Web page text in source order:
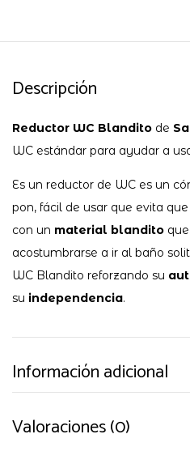
Descripción
Reductor WC Blandito de
WC estándar para ayudar a
Es un reductor de WC es un
pon, fácil de usar que evita
con un material blandito
acostumbrarse a ir al baño
WC Blandito reforzando su
su independencia.
Información adicional
Valoraciones (0)